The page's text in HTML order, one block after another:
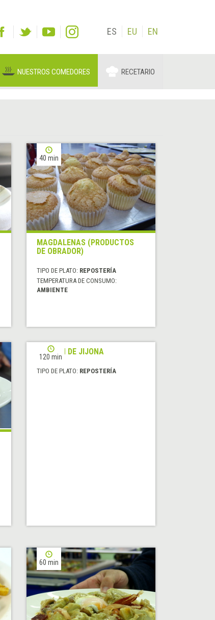
ES EU EN
NUESTROS COMEDORES RECETARIO
40 min
MAGDALENAS (PRODUCTOS
DE OBRADOR)
TIPO DE PLATO: REPOSTERÍA
TEMPERATURA DE CONSUMO:
AMBIENTE
120 min
TURRÓN DE JIJONA
TIPO DE PLATO: REPOSTERÍA
60 min